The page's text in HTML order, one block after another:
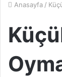
Anasayfa /